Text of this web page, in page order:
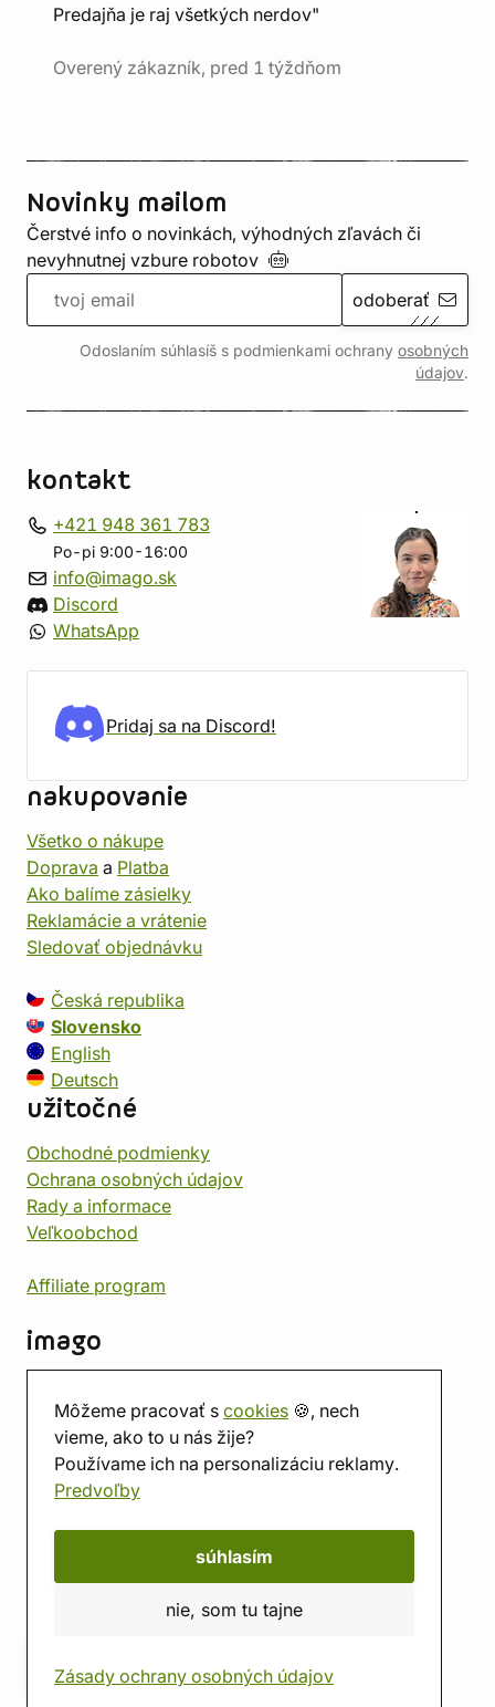
Môžeme pracovať s cookies 🍪, nech
vieme, ako to u nás žije?
Používame ich na personalizáciu reklamy.
Predvoľby
súhlasím
nie, som tu tajne
Zásady ochrany osobných údajov
Predajňa je raj všetkých nerdov"
Overený zákazník, pred 1 týždňom
Novinky mailom
Čerstvé info o novinkách, výhodných zľavách či
nevyhnutnej vzbure robotov
odoberať
Odoslaním súhlasíš s podmienkami ochrany osobných
údajov.
kontakt
+421 948 361 783
Po-pi 9:00-16:00
info@imago.sk
Discord
WhatsApp
Pridaj sa na Discord!
nakupovanie
Všetko o nákupe
Doprava a Platba
Ako balíme zásielky
Reklamácie a vrátenie
Sledovať objednávku
Česká republika
Slovensko
English
Deutsch
užitočné
Obchodné podmienky
Ochrana osobných údajov
Rady a informace
Veľkoobchod
Affiliate program
imago
Predajňa
Herňa
O nás
Hodnotenie obchodu